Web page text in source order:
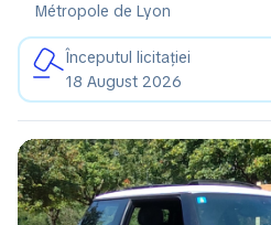
Métropole de Lyon
Începutul licitației
18 August 2026